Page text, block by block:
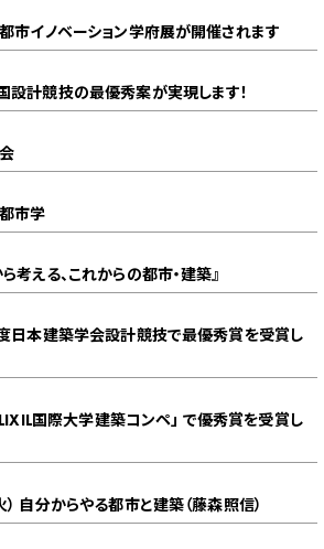
市イノベーション学府展が開催されます
計競技の最優秀案が実現します！
市学
考える、これからの都市・建築』
度日本建築学会設計競技で最優秀賞を受賞し
LIXIL国際大学建築コンペ」 で優秀賞を受賞し
自分からやる都市と建築（藤森照信）